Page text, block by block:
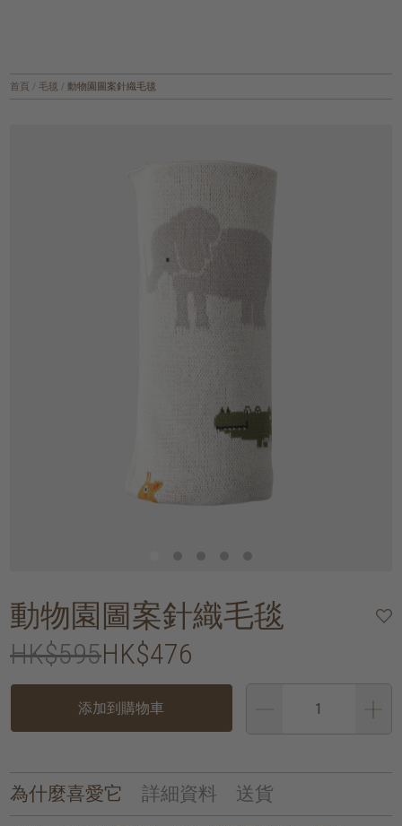
首頁 / 毛毯 / 動物園圖案針織毛毯
動物園圖案針織毛毯
HK$595HK$476
添加到購物車
為什麼喜愛它 詳細資料 送貨